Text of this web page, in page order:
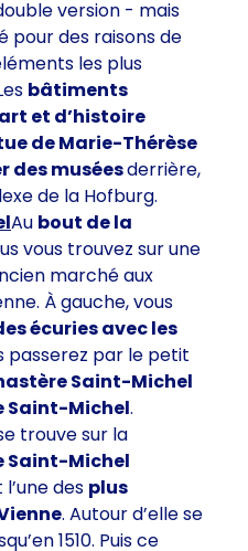
version - mais
pour des raisons de
les plus
bâtiments
et d’histoire
de Marie-Thérèse
des muséesderrière,
de la Hofburg.
Au bout de la
vous trouvez sur une
marché aux
À gauche, vous
écuries avec les
passerez par le petit
Saint-Michel
Saint-Michel.
trouve sur la
Saint-Michel
l’une des plus
. Autour d’elle se
1510. Puis ce